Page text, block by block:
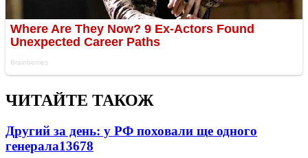
ЧИТАЙТЕ ТАКОЖ
Другий за день: у РФ поховали ще одного
генерала13678